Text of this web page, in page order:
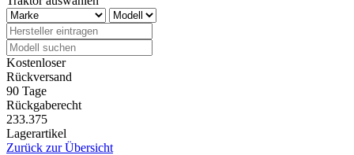
Kostenloser
Rückversand
90 Tage
Rückgaberecht
233.375
Lagerartikel
Zurück zur Übersicht